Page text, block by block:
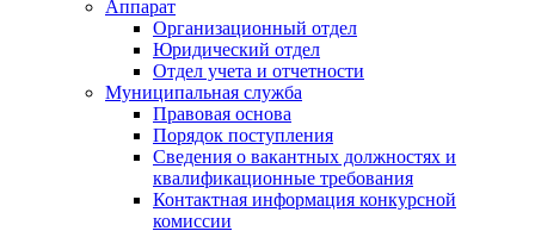
Аппарат
Организационный отдел
Юридический отдел
Отдел учета и отчетности
Муниципальная служба
Правовая основа
Порядок поступления
Сведения о вакантных должностях и
квалификационные требования
Контактная информация конкурсной
комиссии